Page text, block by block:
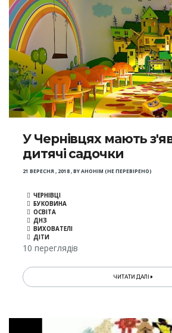
У Чернівцях мають
дитячі садочки
21 ВЕРЕСНЯ , 2018,BYАНОНІМ (НЕ ПЕРЕВІРЕНО)
ЧЕРНІВЦІ
БУКОВИНА
ОСВІТА
ДНЗ
ВИХОВАТЕЛІ
ДІТИ
10 переглядів
ЧИТАТИ ДАЛІ